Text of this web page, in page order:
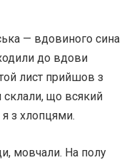
— вдовиного сина
ходили до вдови
лист прийшов з
склали, що всякий
я з хлопцями.
мовчали. На полу